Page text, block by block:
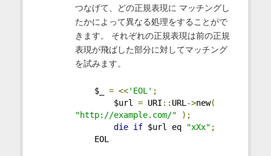
つなげて、どの正規表現に マッチングし
たかによって異なる処理をすることがで
きます。 それぞれの正規表現は前の正規
表現が飛ばした部分に対してマッチング
を試みます。
$_ = <<'EOL' ;
$url = URI :: URL->new(
"http://example.com/"
);
die if $url eq "xXx" ;
EOL